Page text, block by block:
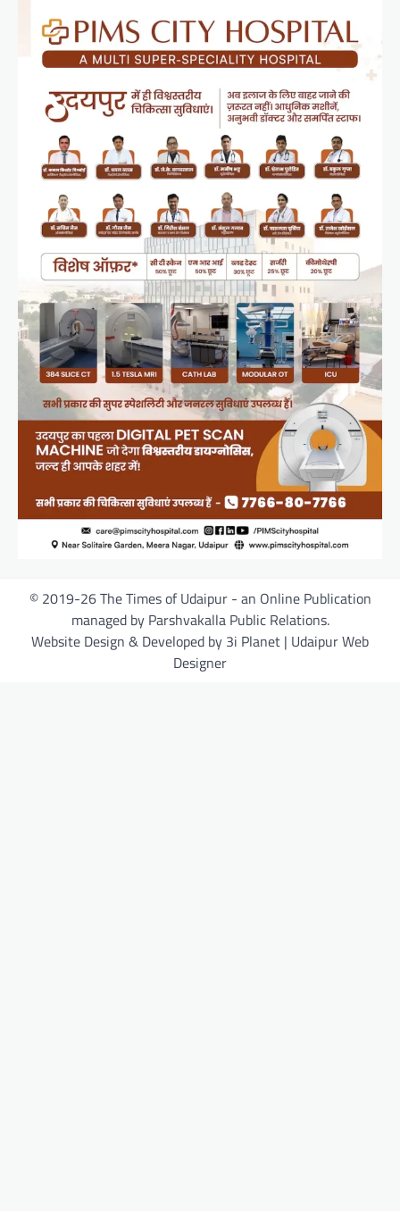
© 2019-26 The Times of Udaipur - an Online Publication
managed by Parshvakalla Public Relations.
Website Design & Developed by 3i Planet | Udaipur Web
Designer